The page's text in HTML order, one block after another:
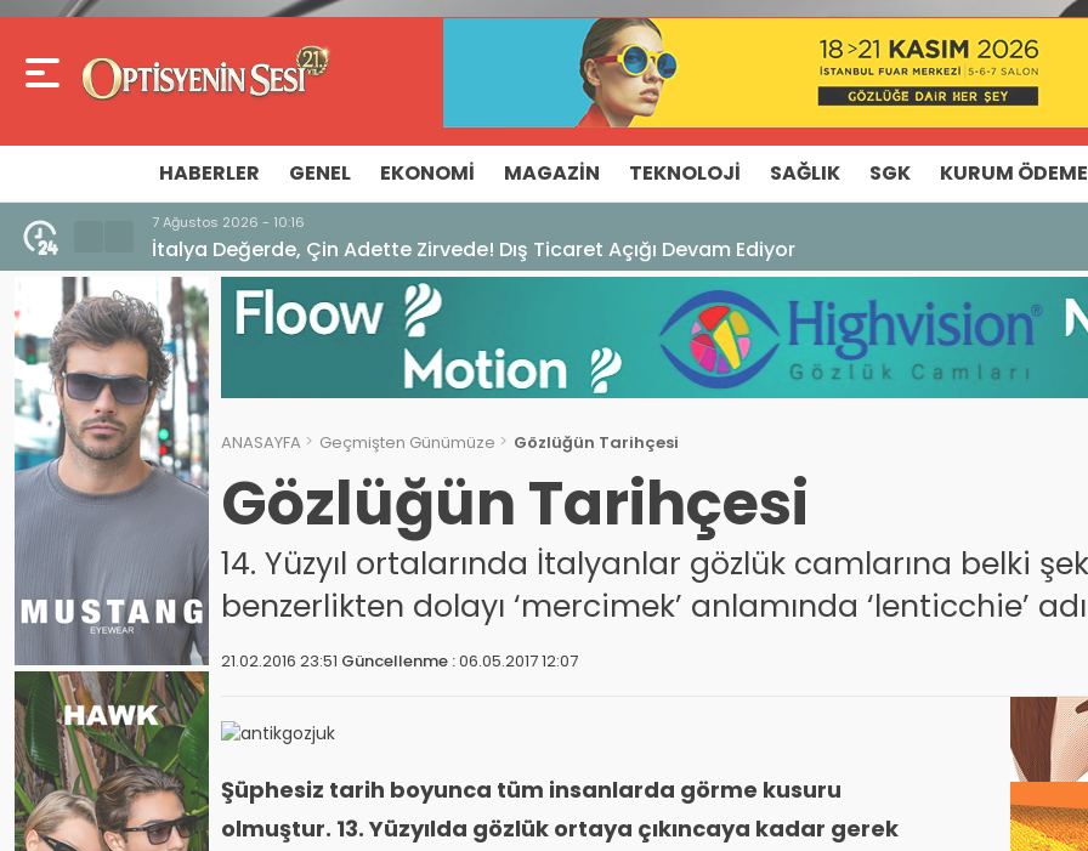
HABERLER GENEL EKONOMI MAGAZIN TEKNOLOJI SAĞLIK SGK KURUM
7 Ağustos 2026 - 10:16
İtalya Değerde, Çin Adette Zirvede! Dış Ticaret Açığı Devam Ediyor
ANASAYFA Geçmişten Günümüze Gözlüğün Tarihçesi
Gözlüğün Tarihçesi
14. Yüzyıl ortalarında İtalyanlar gözlük camlarına belki
benzerlikten dolayı ‘mercimek’ anlamında ‘lenticchie’
21.02.2016 23:51 Güncellenme :06.05.2017 12:07
Şüphesiz tarih boyunca tüm insanlarda görme kusuru
olmuştur. 13. Yüzyılda gözlük ortaya çıkıncaya kadar gerek